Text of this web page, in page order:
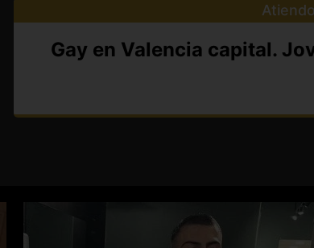
Gay en Valencia capital.